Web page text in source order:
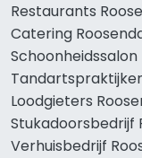
Restaurants
Catering
Loodgieters
Stukadoorsbedrijf
Verhuisbedrijf